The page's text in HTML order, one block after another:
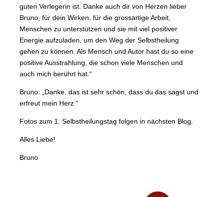
guten Verlegerin ist. Danke auch dir von Herzen lieber
Bruno, für dein Wirken, für die grossartige Arbeit,
Menschen zu unterstützen und sie mit viel positiver
Energie aufzuladen, um den Weg der Selbstheilung
gehen zu können. Als Mensch und Autor hast du so eine
positive Ausstrahlung, die schon viele Menschen und
auch mich berührt hat.“
Bruno: „Danke, das ist sehr schön, dass du das sagst und
erfreut mein Herz.“
Fotos zum 1. Selbstheilungstag folgen in nächsten Blog.
Alles Liebe!
Bruno